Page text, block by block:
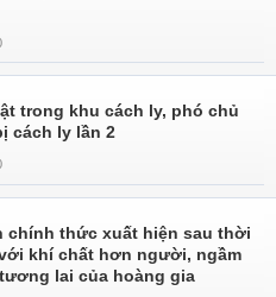
trong khu cách ly, phó chủ
cách ly lần 2
chính thức xuất hiện sau thời
khí chất hơn người, ngầm
lai của hoàng gia